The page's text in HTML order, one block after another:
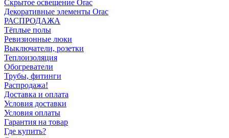
Скрытое освещение Orac
Декоративные элементы Orac
РАСПРОДАЖА
Тёплые полы
Ревизионные люки
Выключатели, розетки
Теплоизоляция
Обогреватели
Трубы, фитинги
Распродажа!
Доставка и оплата
Условия доставки
Условия оплаты
Гарантия на товар
Где купить?